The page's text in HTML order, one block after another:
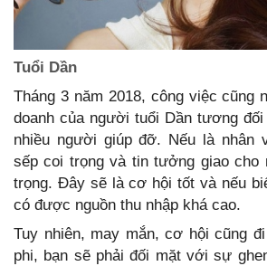
Tuổi Dần
Tháng 3 năm 2018, công việc cũng
doanh của người tuổi Dần tương
nhiều người giúp đỡ. Nếu là nhân
sếp coi trọng và tin tưởng giao cho
trọng. Đây sẽ là cơ hội tốt và nếu
có được nguồn thu nhập khá cao.
Tuy nhiên, may mắn, cơ hội cũng
phi, bạn sẽ phải đối mặt với sự